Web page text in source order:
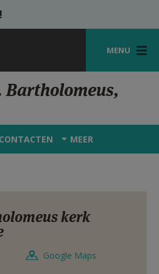
gaan
MENU
REGISTREREN
Bartholomeus,
CONTACTEN MEER
kerk
Google Maps